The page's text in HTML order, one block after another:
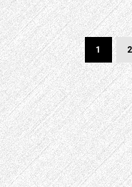
Impaginazione
dei
post
PAGINA 1
PAGINA 2
PAGINA
SUCCESSIVA